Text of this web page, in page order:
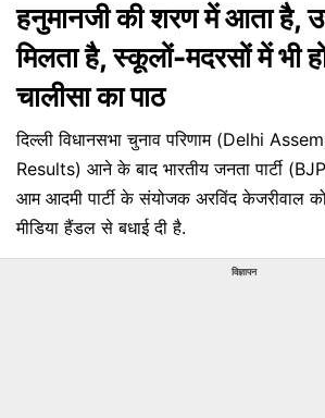
हनुमानजी की शरण में आता है,
मिलता है, स्कूलों-मदरसों में भी
चालीसा का पाठ
दिल्ली विधानसभा चुनाव परिणाम (Delhi
Results) आने के बाद भारतीय जनता पार्टी
आम आदमी पार्टी के संयोजक अरविंद केजरीवाल
मीडिया हैंडल से बधाई दी है.
विज्ञापन